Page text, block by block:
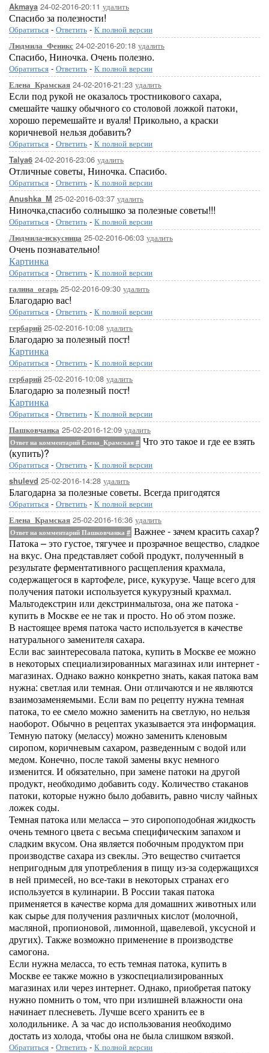
Akmaya 24-02-2016-20:11 удалить
Спасибо за полезности!
Обратиться - Ответить - К полной версии
Людмила_Феникс 24-02-2016-20:18 удалить
Спасибо, Ниночка. Очень полезно.
Обратиться - Ответить - К полной версии
Елена_Крамская 24-02-2016-21:23 удалить
Если под рукой не оказалось тростникового сахара,
смешайте чашку обычного со столовой ложкой патоки,
хорошо перемешайте и вуаля! Прикольно, а краски
коричневой нельзя добавить?
Обратиться - Ответить - К полной версии
Talya6 24-02-2016-23:06 удалить
Отличные советы, Ниночка. Спасибо.
Обратиться - Ответить - К полной версии
Anushka_M 25-02-2016-03:37 удалить
Ниночка,спасибо солнышко за полезные советы!!!
Обратиться - Ответить - К полной версии
Людмила-искусница 25-02-2016-06:03 удалить
Очень познавательно!
Картинка
Обратиться - Ответить - К полной версии
галина_огарь 25-02-2016-09:30 удалить
Благодарю вас!
Обратиться - Ответить - К полной версии
гербарий 25-02-2016-10:08 удалить
Благодарю за полезный пост!
Картинка
Обратиться - Ответить - К полной версии
гербарий 25-02-2016-10:08 удалить
Благодарю за полезный пост!
Картинка
Обратиться - Ответить - К полной версии
Пашковчанка 25-02-2016-12:09 удалить
Ответ на комментарий Елена_Крамская # Что это такое и где ее взять
(купить)?
Обратиться - Ответить - К полной версии
shulevd 25-02-2016-14:28 удалить
Благодарна за полезные советы. Всегда пригодятся
Обратиться - Ответить - К полной версии
Елена_Крамская 25-02-2016-16:36 удалить
Ответ на комментарий Пашковчанка # Важнее - зачем красить сахар?
Патока – это густое, тягучее и прозрачное вещество, сладкое
на вкус. Она представляет собой продукт, полученный в
результате ферментативного расщепления крахмала,
содержащегося в картофеле, рисе, кукурузе. Чаще всего для
получения патоки используется кукурузный крахмал.
Мальтодекстрин или декстринмальтоза, она же патока -
купить в Москве ее не так и просто. Но об этом позже.
В настоящее время патока часто используется в качестве
натурального заменителя сахара.
Если вас заинтересовала патока, купить в Москве ее можно
в некоторых специализированных магазинах или интернет -
магазинах. Однако важно конкретно знать, какая патока вам
нужна: светлая или темная. Они отличаются и не являются
взаимозаменяемыми. Если вам по рецепту нужна темная
патока, то ее смело можно заменить на светлую, но нельзя
наоборот. Обычно в рецептах указывается эта информация.
Темную патоку (мелассу) можно заменить кленовым
сиропом, коричневым сахаром, разведенным с водой или
медом. Конечно, после такой замены вкус немного
изменится. И обязательно, при замене патоки на другой
продукт, необходимо добавить соду. Количество стаканов
патоки, которые нужно было добавить, равно числу чайных
ложек соды.
Темная патока или меласса – это сиропоподобная жидкость
очень темного цвета с весьма специфическим запахом и
сладким вкусом. Она является побочным продуктом при
производстве сахара из свеклы. Это вещество считается
непригодным для употребления в пищу из-за содержащихся
в ней примесей, но все-таки в некоторых странах его
используется в кулинарии. В России такая патока
применяется в качестве корма для домашних животных или
как сырье для получения различных кислот (молочной,
масляной, пропионовой, лимонной, щавелевой, уксусной и
других). Также возможно применение в производстве
самогона.
Если нужна меласса, то есть темная патока, купить в
Москве ее также можно в узкоспециализированных
магазинах или через интернет. Однако, приобретая патоку
нужно помнить о том, что при излишней влажности она
начинает плесневеть. Лучше всего хранить ее в
холодильнике. А за час до использования необходимо
достать из холода, чтобы она не была слишком вязкой.
Обратиться - Ответить - К полной версии